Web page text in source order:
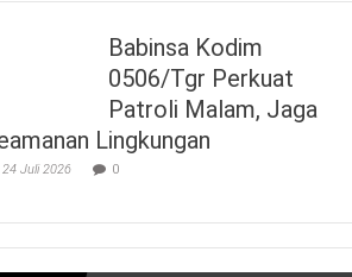
Babinsa Kodim
0506/Tgr Perkuat
Patroli Malam, Jaga
Lingkungan
24 Juli 2026 0